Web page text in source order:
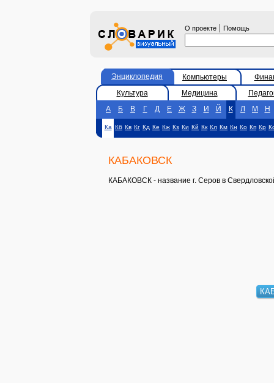
О проекте | Помощь
Энциклопедия Компьютеры
Культура
Медицина
А
Б В Г Д Е Ж З И Й К Л М Н
Ка Кб Кв Кг Кд Ке Кж Кз Ки Кй Кк Кл Км Кн Ко Кп Кр
КАБАКОВСК
КАБАКОВСК - название г. Серов в